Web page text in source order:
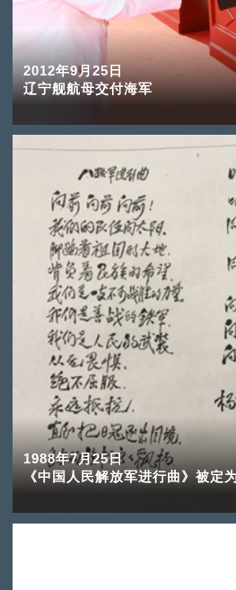
2012年9月25日
辽宁舰航母交付海军
1988年7月25日
《中国人民解放军进行曲》被定